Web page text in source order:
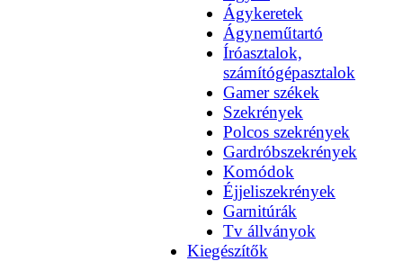
Ágykeretek
Ágyneműtartó
Íróasztalok,
számítógépasztalok
Gamer székek
Szekrények
Polcos szekrények
Gardróbszekrények
Komódok
Éjjeliszekrények
Garnitúrák
Tv állványok
Kiegészítők